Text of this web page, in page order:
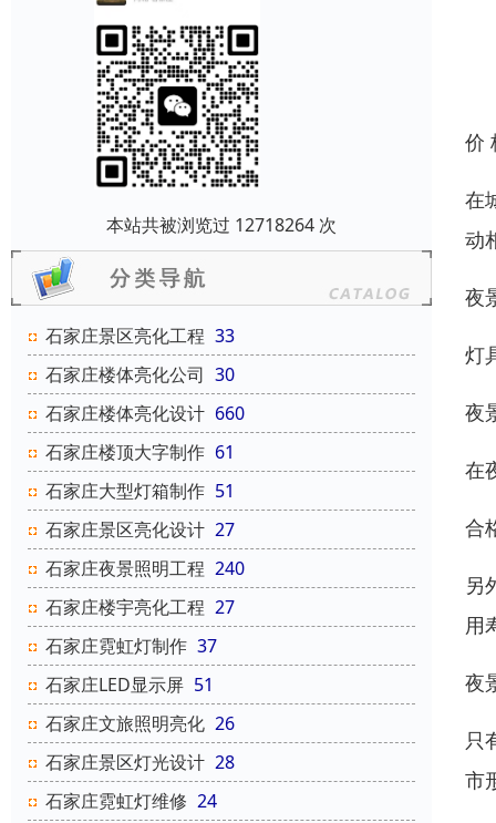
本站共被浏览过 12718264 次
石家庄景区亮化工程 33
石家庄楼体亮化公司 30
石家庄楼体亮化设计 660
石家庄楼顶大字制作 61
石家庄大型灯箱制作 51
石家庄景区亮化设计 27
石家庄夜景照明工程 240
石家庄楼宇亮化工程 27
石家庄霓虹灯制作 37
石家庄LED显示屏 51
石家庄文旅照明亮化 26
石家庄景区灯光设计 28
石家庄霓虹灯维修 24
价
在
动
夜
灯
夜
在
合
另
用
夜
只
市